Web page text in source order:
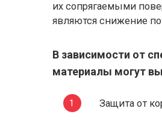
их сопрягаемыми
являются снижение
В зависимости от
материалы могут
Защита от